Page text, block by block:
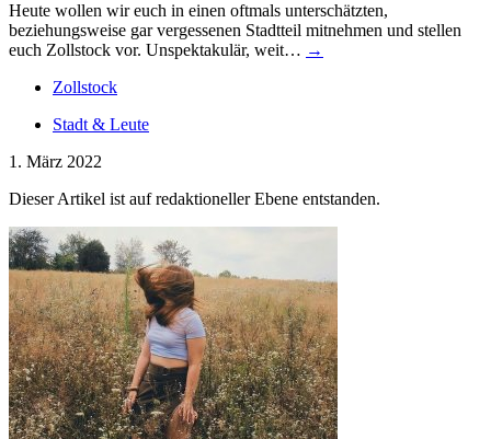
Heute wollen wir euch in einen oftmals unterschätzten,
beziehungsweise gar vergessenen Stadtteil mitnehmen und stellen
euch Zollstock vor. Unspektakulär, weit… →
Zollstock
Stadt & Leute
1. März 2022
Dieser Artikel ist auf redaktioneller Ebene entstanden.